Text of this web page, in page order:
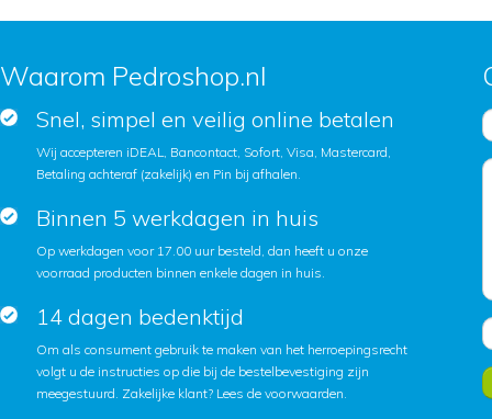
Waarom Pedroshop.nl
Snel, simpel en veilig online betalen
Wij accepteren iDEAL, Bancontact, Sofort, Visa, Mastercard,
Betaling achteraf (zakelijk) en Pin bij afhalen.
Binnen 5 werkdagen in huis
Op werkdagen voor 17.00 uur besteld, dan heeft u onze
voorraad producten binnen enkele dagen in huis.
14 dagen bedenktijd
Om als consument gebruik te maken van het herroepingsrecht
volgt u de instructies op die bij de bestelbevestiging zijn
meegestuurd. Zakelijke klant? Lees de voorwaarden.